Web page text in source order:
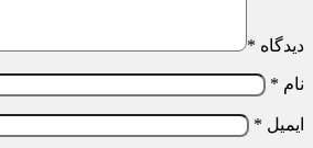
دیدگاه *
نام *
ایمیل *